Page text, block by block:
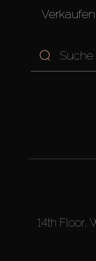
Verkaufen
14th Floor,